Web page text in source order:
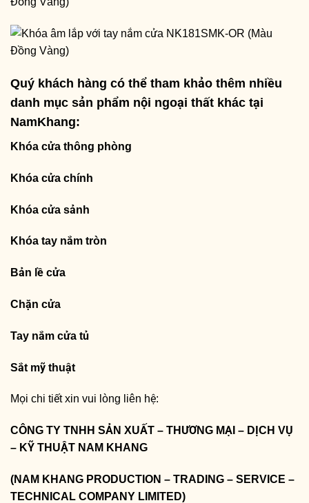
Quý khách hàng có thể tham khảo thêm nhiều
danh mục sản phẩm nội ngoại thất khác tại
NamKhang:
Khóa cửa thông phòng
Khóa cửa chính
Khóa cửa sảnh
Khóa tay nắm tròn
Bản lề cửa
Chặn cửa
Tay nắm cửa tủ
Sắt mỹ thuật
Mọi chi tiết xin vui lòng liên hệ:
CÔNG TY TNHH SẢN XUẤT – THƯƠNG MẠI – DỊCH VỤ
– KỸ THUẬT NAM KHANG
(NAM KHANG PRODUCTION – TRADING – SERVICE –
TECHNICAL COMPANY LIMITED)